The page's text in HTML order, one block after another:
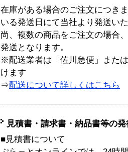
在庫がある場合のご注文につき
いる発送日にて当社より発送い
尚、複数の商品をご注文の場合
発送となります。
※配送業者は「佐川急便」また
けます
⇒配送について詳しくはこちら
見積書・請求書・納品書等の
■見積書について